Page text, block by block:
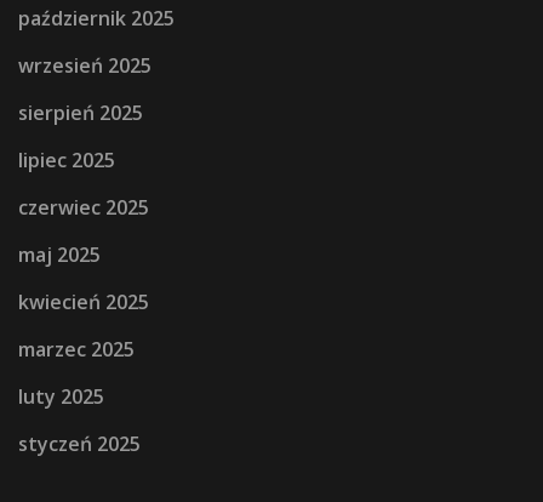
październik 2025
wrzesień 2025
sierpień 2025
lipiec 2025
czerwiec 2025
maj 2025
kwiecień 2025
marzec 2025
luty 2025
styczeń 2025